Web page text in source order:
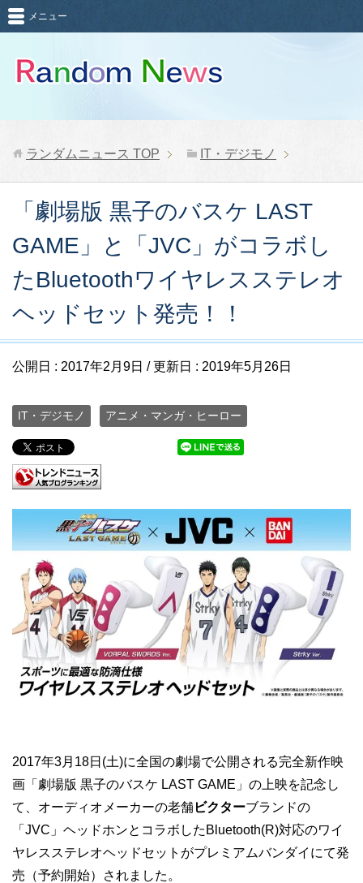
メニュー
ランダムニュース TOP IT・デジモノ
「劇場版 黒子のバスケ LAST
GAME」と「JVC」がコラボし
たBluetoothワイヤレスステレオ
ヘッドセット発売！！
公開日 : 2017年2月9日 / 更新日 : 2019年5月26日
IT・デジモノ アニメ・マンガ・ヒーロー
2017年3月18日(土)に全国の劇場で公開される完全新作映
画「劇場版 黒子のバスケ LAST GAME」の上映を記念し
て、オーディオメーカーの老舗ビクターブランドの
「JVC」ヘッドホンとコラボしたBluetooth(R)対応のワイ
ヤレスステレオヘッドセットがプレミアムバンダイにて発
売（予約開始）されました。